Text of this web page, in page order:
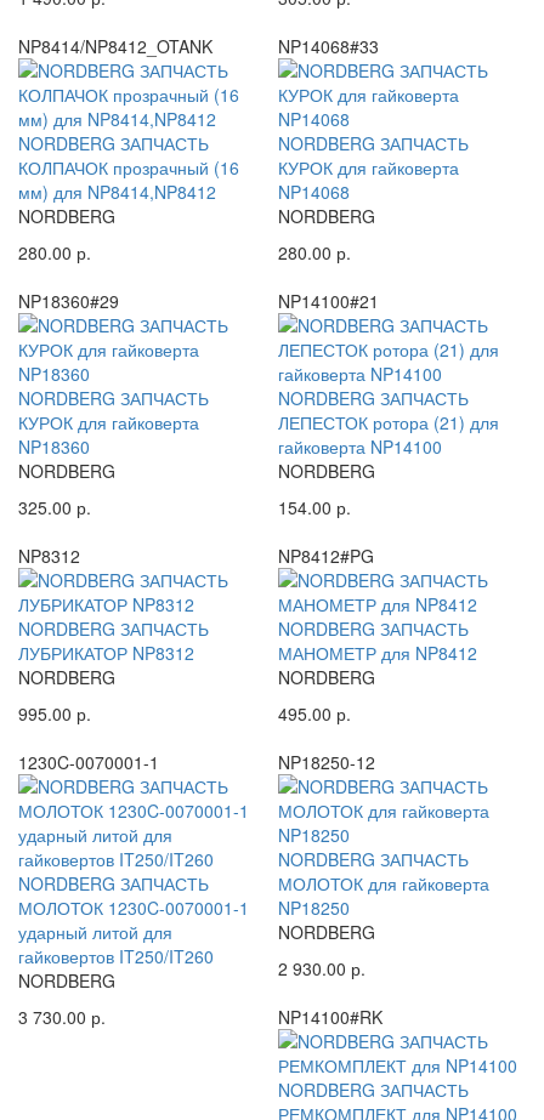
NP8414/NP8412_OTANK
NORDBERG ЗАПЧАСТЬ
КОЛПАЧОК прозрачный (16
мм) для NP8414,NP8412
NORDBERG
280.00 р.
NP14068#33
NORDBERG ЗАПЧАСТЬ
КУРОК для гайковерта
NP14068
NORDBERG
280.00 р.
NP18360#29
NORDBERG ЗАПЧАСТЬ
КУРОК для гайковерта
NP18360
NORDBERG
325.00 р.
NP14100#21
NORDBERG ЗАПЧАСТЬ
ЛЕПЕСТОК ротора (21) для
гайковерта NP14100
NORDBERG
154.00 р.
NP8312
NORDBERG ЗАПЧАСТЬ
ЛУБРИКАТОР NP8312
NORDBERG
995.00 р.
NP8412#PG
NORDBERG ЗАПЧАСТЬ
МАНОМЕТР для NP8412
NORDBERG
495.00 р.
1230C-0070001-1
NORDBERG ЗАПЧАСТЬ
МОЛОТОК 1230C-0070001-1
ударный литой для
гайковертов IT250/IT260
NORDBERG
3 730.00 р.
NP18250-12
NORDBERG ЗАПЧАСТЬ
МОЛОТОК для гайковерта
NP18250
NORDBERG
2 930.00 р.
NP14100#RK
NORDBERG ЗАПЧАСТЬ
РЕМКОМПЛЕКТ для NP14100